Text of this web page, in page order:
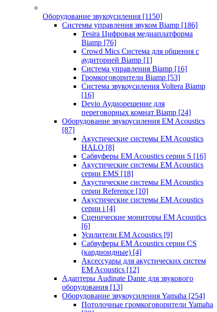
Оборудование звукоусиления [1150]
Системы управления звуком Biamp [186]
Tesira Цифровая медиаплатформа
Biamp [76]
Crowd Mics Система для общения с
аудиторией Biamp [1]
Система управления Biamp [16]
Громкоговорители Biamp [53]
Система звукоусиления Voltera Biamp
[16]
Devio Аудиорешение для
переговорных комнат Biamp [24]
Оборудование звукоусиления EM Acoustics
[87]
Акустические системы EM Acoustics
HALO [8]
Сабвуферы EM Acoustics серии S [16]
Акустические системы EM Acoustics
серии EMS [18]
Акустические системы EM Acoustics
серии Reference [10]
Акустические системы EM Acoustics
серии i [4]
Сценические мониторы EM Acoustics
[6]
Усилители EM Acoustics [9]
Сабвуферы EM Acoustics серии CS
(кардиоидные) [4]
Аксессуары для акустических систем
EM Acoustics [12]
Адаптеры Audinate Dante для звукового
оборудования [13]
Оборудование звукоусиления Yamaha [254]
Потолочные громкоговорители Yamaha